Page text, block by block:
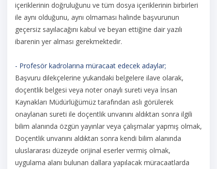
içeriklerinin doğruluğunu ve tüm dosya içeriklerinin birbirleri
ile aynı olduğunu, aynı olmaması halinde başvurunun
geçersiz sayılacağını kabul ve beyan ettiğine dair yazılı
ibarenin yer alması gerekmektedir.
- Profesör kadrolarına müracaat edecek adaylar;
Başvuru dilekçelerine yukarıdaki belgelere ilave olarak,
doçentlik belgesi veya noter onaylı sureti veya İnsan
Kaynakları Müdürlüğümüz tarafından aslı görülerek
onaylanan sureti ile doçentlik unvanını aldıktan sonra ilgili
bilim alanında özgün yayınlar veya çalışmalar yapmış olmak,
Doçentlik unvanını aldıktan sonra kendi bilim alanında
uluslararası düzeyde orijinal eserler vermiş olmak,
uygulama alanı bulunan dallara yapılacak müracaatlarda